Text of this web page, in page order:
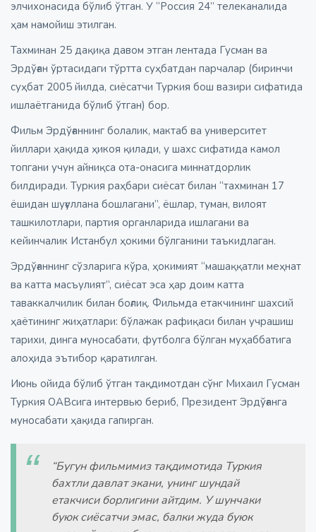
элчихонасида бўлиб ўтган. У “Россия 24” телеканалида
ҳам намойиш этилган.
Тахминан 25 дақиқа давом этган лентада Гусман ва
Эрдўған ўртасидаги тўртта суҳбатдан парчалар (биринчи
суҳбат 2005 йилда, сиёсатчи Туркия бош вазири сифатида
ишлаётганида бўлиб ўтган) бор.
Фильм Эрдўғаннинг болалик, мактаб ва университет
йиллари ҳақида ҳикоя қилади, у шахс сифатида камол
топгани учун айниқса ота-онасига миннатдорлик
билдиради. Туркия раҳбари сиёсат билан “тахминан 17
ёшидан шуғуллана бошлагани”, ёшлар, туман, вилоят
ташкилотлари, партия органларида ишлагани ва
кейинчалик Истанбул ҳокими бўлганини таъкидлаган.
Эрдўғаннинг сўзларига кўра, ҳокимият “машаққатли меҳнат
ва катта масъулият”, сиёсат эса ҳар доим катта
таваккалчилик билан боғлиқ. Фильмда етакчининг шахсий
ҳаётининг жиҳатлари: бўлажак рафиқаси билан учрашиш
тарихи, динга муносабати, футболга бўлган муҳаббатига
алоҳида эътибор қаратилган.
Июнь ойида бўлиб ўтган тақдимотдан сўнг Михаил Гусман
Туркия ОАВсига интервью бериб, Президент Эрдўғанга
муносабати ҳақида гапирган.
“Бугун фильмимиз тақдимотида Туркия
бахтли давлат экани, унинг шундай
етакчиси борлигини айтдим. У шунчаки
буюк сиёсатчи эмас, балки жуда буюк